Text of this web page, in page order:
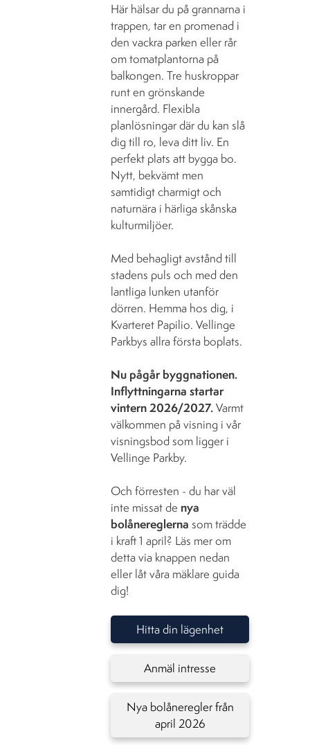
Här hälsar du på grannarna i
trappen, tar en promenad i
den vackra parken eller rår
om tomatplantorna på
balkongen. Tre huskroppar
runt en grönskande
innergård. Flexibla
planlösningar där du kan slå
dig till ro, leva ditt liv. En
perfekt plats att bygga bo.
Nytt, bekvämt men
samtidigt charmigt och
naturnära i härliga skånska
kulturmiljöer.
Med behagligt avstånd till
stadens puls och med den
lantliga lunken utanför
dörren. Hemma hos dig, i
Kvarteret Papilio. Vellinge
Parkbys allra första boplats.
Nu pågår byggnationen.
Inflyttningarna startar
vintern 2026/2027.Varmt
välkommen på visning i vår
visningsbod som ligger i
Vellinge Parkby.
Och förresten - du har väl
inte missat de nya
bolånereglerna som trädde
i kraft 1 april? Läs mer om
detta via knappen nedan
eller låt våra mäklare guida
dig!
Hitta din lägenhet
Anmäl intresse
Nya bolåneregler från
april 2026